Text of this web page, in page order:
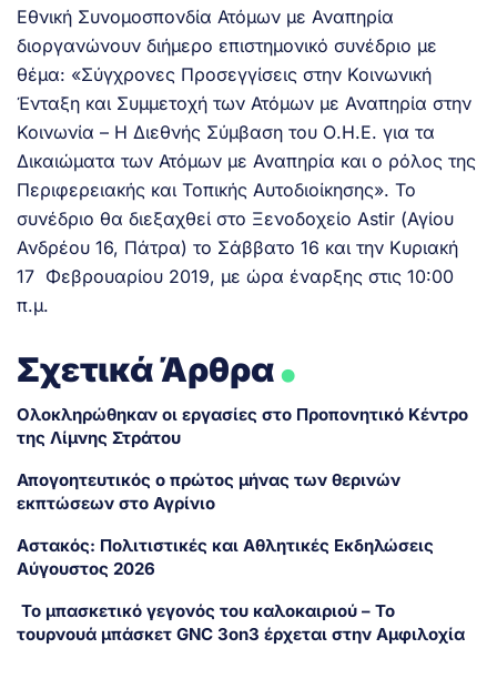
Εθνική Συνομοσπονδία Ατόμων με Αναπηρία
διοργανώνουν διήμερο επιστημονικό συνέδριο με
θέμα: «Σύγχρονες Προσεγγίσεις στην Κοινωνική
Ένταξη και Συμμετοχή των Ατόμων με Αναπηρία στην
Κοινωνία – Η Διεθνής Σύμβαση του Ο.Η.Ε. για τα
Δικαιώματα των Ατόμων με Αναπηρία και ο ρόλος της
Περιφερειακής και Τοπικής Αυτοδιοίκησης». Το
συνέδριο θα διεξαχθεί στο Ξενοδοχείο Αstir (Αγίου
Ανδρέου 16, Πάτρα) το Σάββατο 16 και την Κυριακή
17 Φεβρουαρίου 2019, με ώρα έναρξης στις 10:00
π.μ.
Σχετικά Άρθρα.
Ολοκληρώθηκαν οι εργασίες στο Προπονητικό Κέντρο
της Λίμνης Στράτου
Απογοητευτικός ο πρώτος μήνας των θερινών
εκπτώσεων στο Αγρίνιο
Αστακός: Πολιτιστικές και Αθλητικές Εκδηλώσεις
Αύγουστος 2026
Το μπασκετικό γεγονός του καλοκαιριού – Το
τουρνουά μπάσκετ GNC 3on3 έρχεται στην Αμφιλοχία